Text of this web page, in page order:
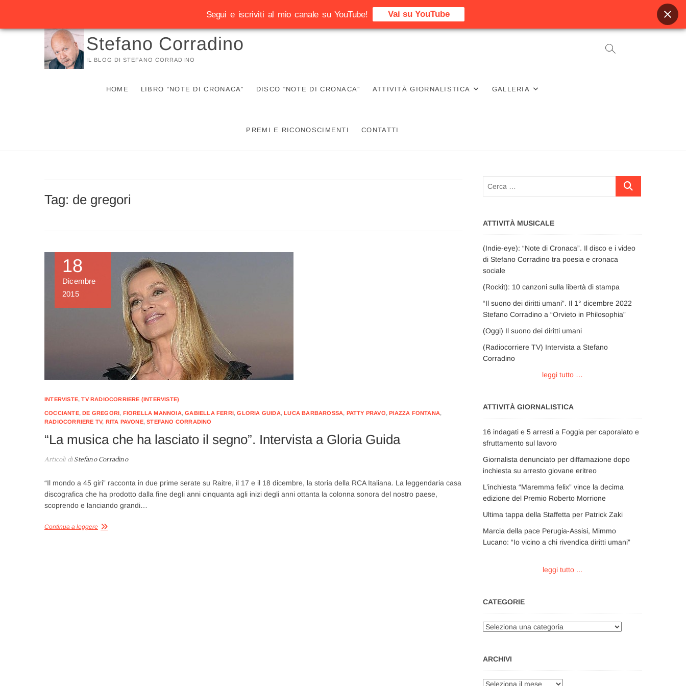
Vai
Stefano Corradino
IL BLOG DI STEFANO CORRADINO
HOME LIBRO “NOTE DI CRONACA” DISCO “NOTE DI CRONACA” ATTIVITÀ GIORNALISTICA GALLERIA
PREMI E RICONOSCIMENTI CONTATTI
Tag: de gregori
18
Dicembre
2015
INTERVISTE,TV RADIOCORRIERE (INTERVISTE)
COCCIANTE,DE GREGORI, FIORELLA MANNOIA,GABIELLA FERRI,GLORIA GUIDA,LUCA BARBAROSSA, PATTY PRAVO,PIAZZA FONTANA,
RADIOCORRIERE TV, RITA PAVONE,STEFANO CORRADINO
“La musica che ha lasciato il segno”. Intervista a Gloria Guida
Articoli diStefano Corradino
“Il mondo a 45 giri” racconta in due prime serate su Raitre, il 17 e il 18 dicembre, la storia della RCA Italiana. La leggendaria casa
discografica che ha prodotto dalla fine degli anni cinquanta agli inizi degli anni ottanta la colonna sonora del nostro paese,
scoprendo e lanciando grandi…
Continua a leggere
Cerca
ATTIVITÀ MUSICALE
(Indie-eye): “Note di Cronaca”. Il disco e i video
di Stefano Corradino tra poesia e cronaca
sociale
(Rockit): 10 canzoni sulla libertà di stampa
“Il suono dei diritti umani”. Il 1° dicembre 2022
Stefano Corradino a “Orvieto in Philosophia”
(Oggi) Il suono dei diritti umani
(Radiocorriere TV) Intervista a Stefano
Corradino
leggi tutto …
ATTIVITÀ GIORNALISTICA
16 indagati e 5 arresti a Foggia per caporalato e
sfruttamento sul lavoro
Giornalista denunciato per diffamazione dopo
inchiesta su arresto giovane eritreo
L’inchiesta “Maremma felix” vince la decima
edizione del Premio Roberto Morrione
Ultima tappa della Staffetta per Patrick Zaki
Marcia della pace Perugia-Assisi, Mimmo
Lucano: “Io vicino a chi rivendica diritti umani”
leggi tutto ...
CATEGORIE
Categorie
ARCHIVI
Archivi
Segui e iscriviti al mio canale su YouTube! Vai su YouTube